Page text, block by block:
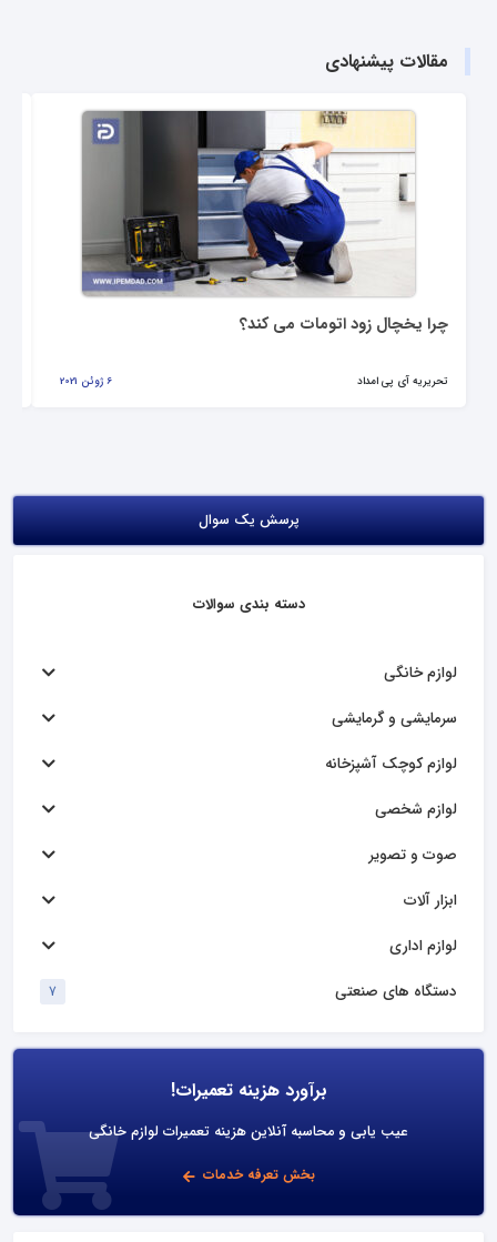
مقالات پیشنهادی
چرا یخچال زود اتومات می کند؟
تحریریه آی پی امداد 6 ژوئن 2021
پرسش یک سوال
دسته بندی سوالات
لوازم خانگی
سرمایشی و گرمایشی
لوازم کوچک آشپزخانه
لوازم شخصی
صوت و تصویر
ابزار آلات
لوازم اداری
دستگاه های صنعتی
7
برآورد هزینه تعمیرات!
عیب یابی و محاسبه آنلاین هزینه تعمیرات لوازم خانگی
بخش تعرفه خدمات